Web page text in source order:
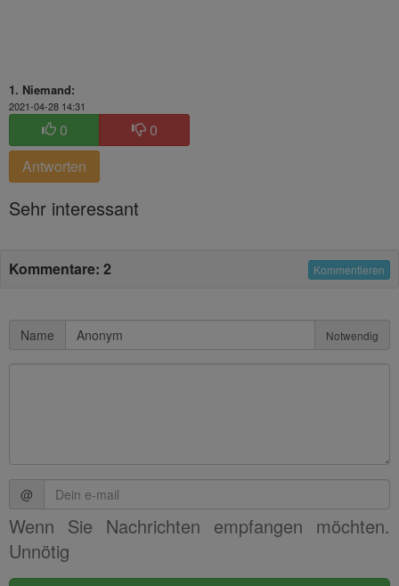
1. Niemand:
2021-04-28 14:31
0
0
Antworten
Sehr interessant
Kommentare: 2 Kommentieren
Name Notwendig
@
Wenn Sie Nachrichten empfangen möchten.
Unnötig